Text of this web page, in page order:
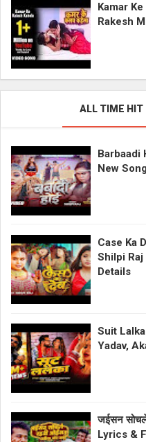
Kamar
Rakesh
ALL TIME HIT
Barbaadi
New
Case Ka
Shilpi
Details
Suit
Yadav,
जईसन सोचले
Lyrics &